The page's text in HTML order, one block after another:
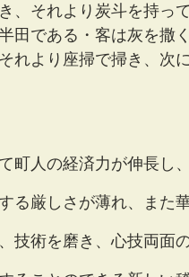
、それより炭斗を持っ
田である・客は灰を撒
れより座掃で掃き、次
町人の経済力が伸長し
る厳しさが薄れ、また
技術を磨き、心技両面